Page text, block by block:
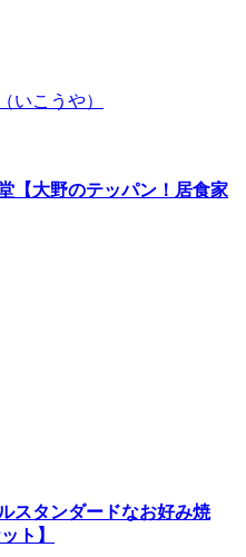
いこうや）
【大野のテッパン！居食家
スタンダードなお好み焼
ト】